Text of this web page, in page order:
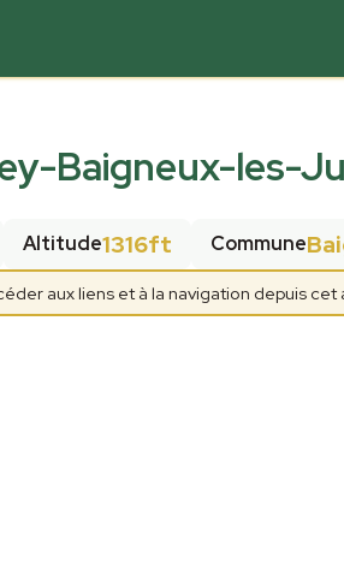
Baigneux-les-
Altitude1316ft Commune
aux liens et à la navigation depuis cet